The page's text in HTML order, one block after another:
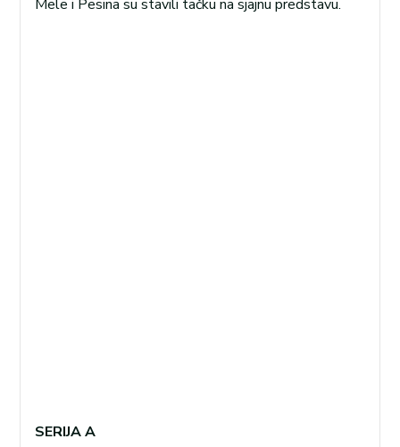
Mele i Pesina su stavili tačku na sjajnu predstavu.
SERIJA A